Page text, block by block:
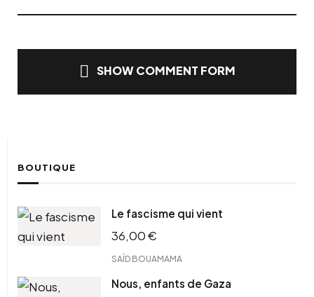
SHOW COMMENT FORM
BOUTIQUE
Le fascisme qui vient
36,00€
SAÏD BOUAMAMA
Nous, enfants de Gaza